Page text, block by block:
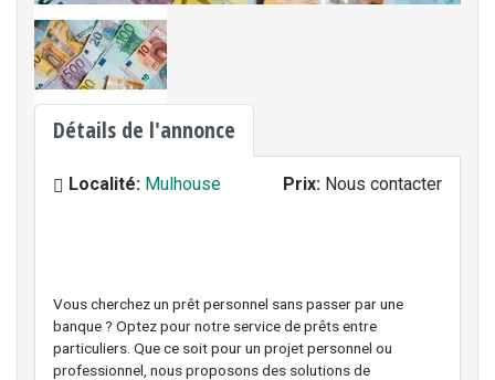
Détails de l'annonce
Localité: Mulhouse Prix: Nous contacter
Vous cherchez un prêt personnel sans passer par une
banque ? Optez pour notre service de prêts entre
particuliers. Que ce soit pour un projet personnel ou
professionnel, nous proposons des solutions de